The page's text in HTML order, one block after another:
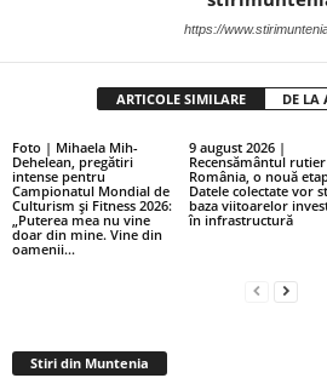
https://
ARTICOLE SIMILARE DE LA
Foto | Mihaela Mih-
Dehelean, pregătiri
intense pentru
Campionatul Mondial de
Culturism și Fitness 2026:
„Puterea mea nu vine
doar din mine. Vine din
oamenii...
9 august 2026 |
Recensământul
România, o nouă
Datele colectate vor
baza viitoarelor
în infrastructură
Stiri din Muntenia